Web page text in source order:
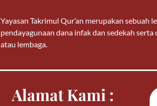
Yayasan Takrimul Qur’an merupakan sebuah
pendayagunaan dana infak dan sedekah
atau lembaga.
Alamat Kami :